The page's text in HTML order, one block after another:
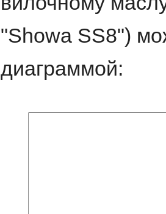
"Showa SS8")
диаграммой: